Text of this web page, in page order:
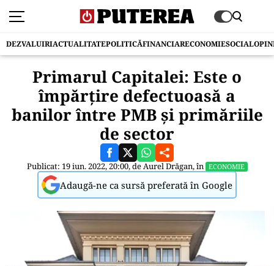
DEZVALUIRIACTUALITATEPOLITICĂFINANCIARECONOMIESOCIAL
Primarul Capitalei: Este o
împărțire defectuoasă a
banilor între PMB și primăriile
de sector
Publicat: 19 iun. 2022, 20:00, deAurel Drăgan, în ECONOMIE
Adaugă-ne ca sursă preferată în Google